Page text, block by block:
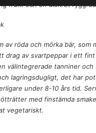
frukt och en diskret
av röda och mörka bär, som
drag av svartpeppar i ett
välintegrerade tanniner och
lagringsdugligt, det har
under 8-10 års tid.
med finstämda
vegetariskt.